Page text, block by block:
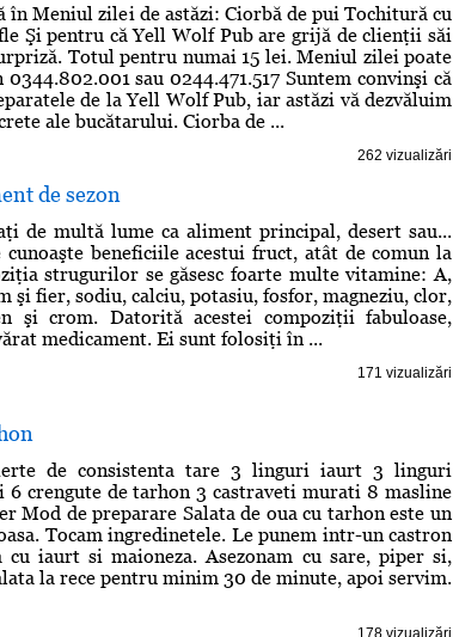
în Meniul zilei de astăzi: Ciorbă de pui Tochitură cu
Şi pentru că Yell Wolf Pub are grijă de clienţii săi
Totul pentru numai 15 lei. Meniul zilei poate
sau 0244.471.517 Suntem convinşi că
de la Yell Wolf Pub, iar astăzi vă dezvăluim
ale bucătarului. Ciorba de ...
262 vizualizări
de sezon
de multă lume ca aliment principal, desert sau...
beneficiile acestui fruct, atât de comun la
strugurilor se găsesc foarte multe vitamine: A,
şi fier, sodiu, calciu, potasiu, fosfor, magneziu, clor,
şi crom. Datorită acestei compoziţii fabuloase,
medicament. Ei sunt folosiţi în ...
171 vizualizări
de consistenta tare 3 linguri iaurt 3 linguri
6 crengute de tarhon 3 castraveti murati 8 masline
Mod de preparare Salata de oua cu tarhon este un
Tocam ingredinetele. Le punem intr-un castron
cu iaurt si maioneza. Asezonam cu sare, piper si,
la rece pentru minim 30 de minute, apoi servim.
178 vizualizări